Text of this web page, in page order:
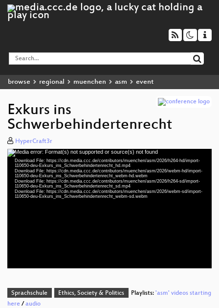
browse regional muenchen asm event
Exkurs ins
Schwerbehindertenrecht
HyperCraft3r
Video
Player
Media error: Format(s) not supported or source(s) not found
Download File: https://cdn.media.ccc.de/contributors/muenchen/asm/2026/h264-hd/import-
110650-deu-Exkurs_ins_Schwerbehindertenrecht_hd.mp4
Download File: https://cdn.media.ccc.de/contributors/muenchen/asm/2026/webm-hd/import-
110650-deu-Exkurs_ins_Schwerbehindertenrecht_webm-hd.webm
Download File: https://cdn.media.ccc.de/contributors/muenchen/asm/2026/h264-sd/import-
110650-deu-Exkurs_ins_Schwerbehindertenrecht_sd.mp4
Download File: https://cdn.media.ccc.de/contributors/muenchen/asm/2026/webm-sd/import-
110650-deu-Exkurs_ins_Schwerbehindertenrecht_webm-sd.webmdeu 1080p (mp4)
Sprachschule Ethics, Society & Politics Playlists: 'asm' videos starting
here /audio